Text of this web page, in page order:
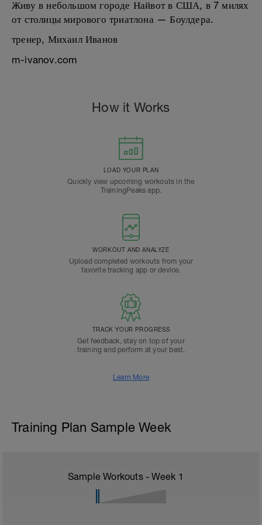
Живу в небольшом городе Найвот в США, в 7 милях
от столицы мирового триатлона — Боулдера.
тренер, Михаил Иванов
m-ivanov.com
How it Works
LOAD YOUR PLAN
Quickly view upcoming workouts in the
TrainingPeaks app.
WORKOUT AND ANALYZE
Upload completed workouts from your
favorite tracking app or device.
TRACK YOUR PROGRESS
Get feedback, stay on top of your
training and perform at your best.
Learn More
Training Plan Sample Week
Sample Workouts - Week 1